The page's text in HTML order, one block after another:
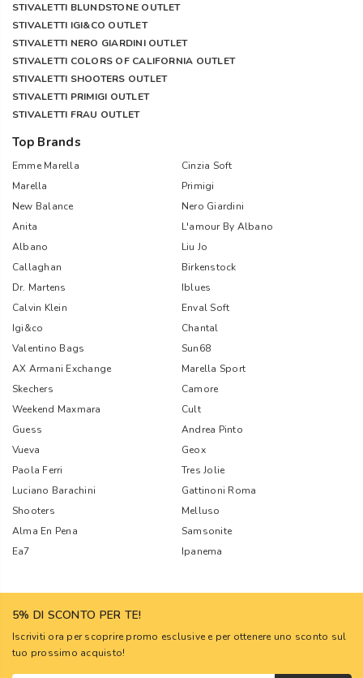
STIVALETTI BLUNDSTONE OUTLET
STIVALETTI IGI&CO OUTLET
STIVALETTI NERO GIARDINI OUTLET
STIVALETTI COLORS OF CALIFORNIA OUTLET
STIVALETTI SHOOTERS OUTLET
STIVALETTI PRIMIGI OUTLET
STIVALETTI FRAU OUTLET
Top Brands
Emme Marella
Cinzia Soft
Marella
Primigi
New Balance
Nero Giardini
Anita
L'amour By Albano
Albano
Liu Jo
Callaghan
Birkenstock
Dr. Martens
Iblues
Calvin Klein
Enval Soft
Igi&co
Chantal
Valentino Bags
Sun68
AX Armani Exchange
Marella Sport
Skechers
Camore
Weekend Maxmara
Cult
Guess
Andrea Pinto
Vueva
Geox
Paola Ferri
Tres Jolie
Luciano Barachini
Gattinoni Roma
Shooters
Melluso
Alma En Pena
Samsonite
Ea7
Ipanema
5% DI SCONTO PER TE!
Iscriviti ora per scoprire promo esclusive e per ottenere uno sconto sul
tuo prossimo acquisto!